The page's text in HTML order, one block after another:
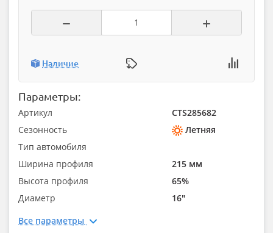
Наличие
Параметры:
Артикул
CTS285682
Сезонность
Летняя
Тип автомобиля
Ширина профиля
215 мм
Высота профиля
65%
Диаметр
16"
Все параметры